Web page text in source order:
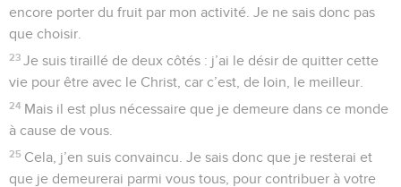
encore porter du fruit par mon activité. Je ne sais donc pas
que choisir.
23 Je suis tiraillé de deux côtés : j’ai le désir de quitter cette
vie pour être avec le Christ, car c’est, de loin, le meilleur.
24 Mais il est plus nécessaire que je demeure dans ce monde
à cause de vous.
25 Cela, j’en suis convaincu. Je sais donc que je resterai et
que je demeurerai parmi vous tous, pour contribuer à votre